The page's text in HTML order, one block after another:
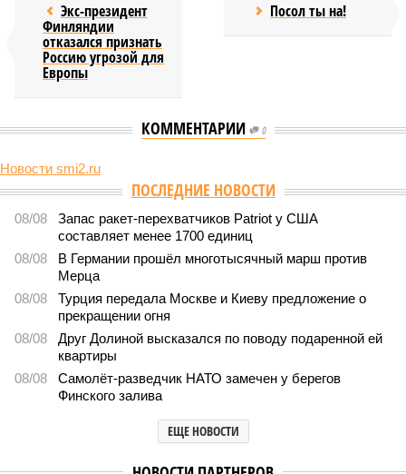
Экс-президент
Финляндии
отказался признать
Россию угрозой для
Европы
Посол ты на!
КОММЕНТАРИИ 0
Новости smi2.ru
В нескольких станциях от уже сданного
«Сказочного леса» пайщики ЖК «Станция Л» продолжают ждать от
компании Capital Group начала реальной достройки
В нескольких станциях от уже сданного «Сказочного
леса» пайщики ЖК «Станция Л» продолжают ждать от
компании Capital Group начала реальной достройки
«Станция ожидания» для дольщиков